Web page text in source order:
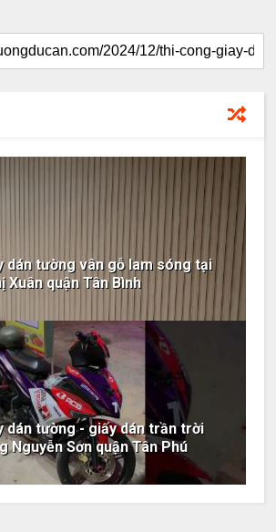
dán tường vân gỗ lam sóng tại
Xuân quận Tân Bình
dán tường - giấy dán trần trời
Nguyễn Sơn quận Tân Phú